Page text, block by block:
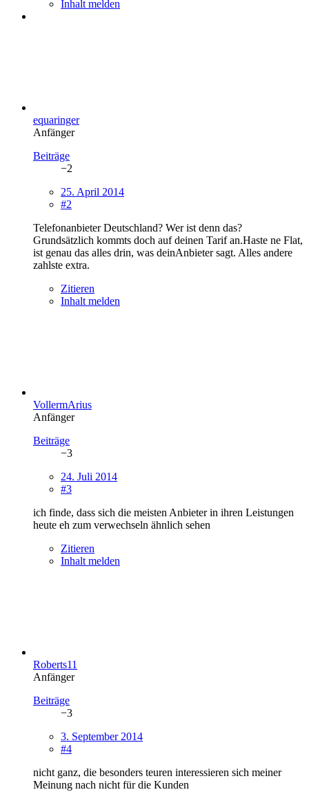
Inhalt melden
equaringer
Anfänger
Beiträge
−2
25. April 2014
#2
Telefonanbieter Deutschland? Wer ist denn das?
Grundsätzlich kommts doch auf deinen Tarif an.Haste ne Flat,
ist genau das alles drin, was deinAnbieter sagt. Alles andere
zahlste extra.
Zitieren
Inhalt melden
VollermArius
Anfänger
Beiträge
−3
24. Juli 2014
#3
ich finde, dass sich die meisten Anbieter in ihren Leistungen
heute eh zum verwechseln ähnlich sehen
Zitieren
Inhalt melden
Roberts11
Anfänger
Beiträge
−3
3. September 2014
#4
nicht ganz, die besonders teuren interessieren sich meiner
Meinung nach nicht für die Kunden